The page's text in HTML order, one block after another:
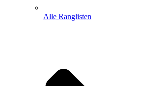
Alle Ranglisten